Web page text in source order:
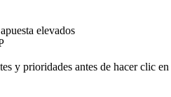
elevados
y prioridades antes de hacer clic